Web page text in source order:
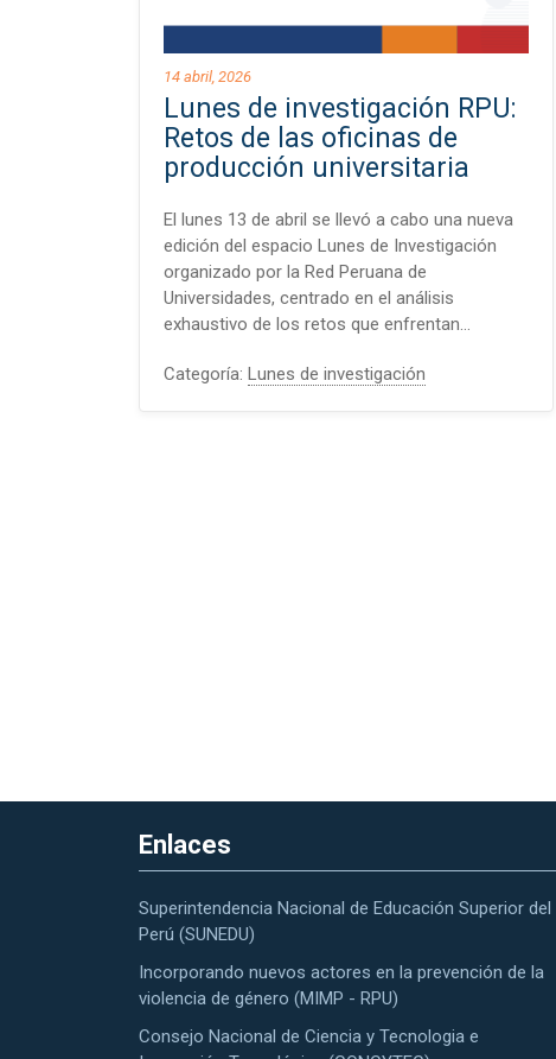
14 abril, 2026
Lunes de investigación RPU:
Retos de las oficinas de
producción universitaria
El lunes 13 de abril se llevó a cabo una nueva
edición del espacio Lunes de Investigación
organizado por la Red Peruana de
Universidades, centrado en el análisis
exhaustivo de los retos que enfrentan…
Categoría: Lunes de investigación
Enlaces
Superintendencia Nacional de Educación Superior del
Perú (SUNEDU)
Incorporando nuevos actores en la prevención de la
violencia de género (MIMP - RPU)
Consejo Nacional de Ciencia y Tecnologia e